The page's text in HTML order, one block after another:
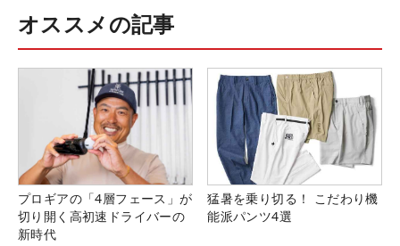
オススメの記事
プロギアの「4層フェース」が
切り開く高初速ドライバーの
新時代
猛暑を乗り切る！ こだわり機
能派パンツ4選